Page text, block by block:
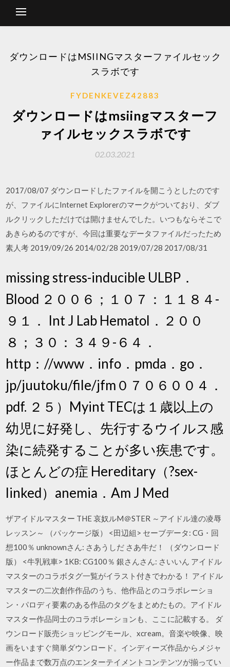
ダウンロードはMSIINGマスターファイルセック
スラボです
FYDENKEVEZ42883
ダウンロードはmsiingマスターフ
ァイルセックスラボです
02.03.2021
2017/08/07 ダウンロードしたファイルを開こうとしたのです
が、ファイルにInternet Explorerのマークがついており、ダブ
ルクリックしただけでは開けませんでした。いつもならそこで
あきらめるのですが、今回は重要なデータファイルだったため
素人考 2019/09/26 2014/02/28 2019/07/28 2017/08/31
missing stress-inducible ULBP．
Blood ２００６；１０７：１１８４-
９１． Int J Lab Hematol．２００
８；３０：３４９-６４．
http：//www．info．pmda．go．
jp/juutoku/file/jfm０７０６００４．
pdf. ２５）Myint TECは１歳以上の
幼児に好発し、先行するウイルス感
染に続発することが多い疾患です。
ほとんどの症 Hereditary（?sex-
linked）anemia．Am J Med
ザアイドルマスター THE 哀奴ルM＠STER ～アイドル達の凌辱
レッスン～ （パッケージ版） <田辺組> セーブデータ: CG・回
想100％ unknownさん: さあうしだ さあ牛だ！ （ダウンロード
版） <牛乳戦車> 1KB: CG100％ 銀さんさん: さいいん アイドル
マスターのコラボタグ一覧がイラスト付きでわかる！ アイドル
マスターの二次創作作品のうち、他作品とのコラボレーショ
ン・パロディ要素のある作品のタグをまとめたもの。アイドル
マスター作品同士のコラボレーションも、ここに記載する。 ダ
ウンロード販売ショッピングモール、xcream。音楽や映像、映
画をいますぐ簡単ダウンロード。インディーズ作品からメジャ
ー作品まで数万点のエンターテイメントコンテンツが揃ってい